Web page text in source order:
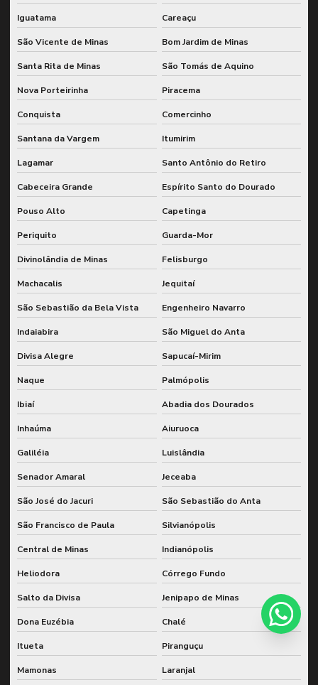
Iguatama Careaçu
São Vicente de Minas Bom Jardim de Minas
Santa Rita de Minas São Tomás de Aquino
Nova Porteirinha Piracema
Conquista Comercinho
Santana da Vargem Itumirim
Lagamar Santo Antônio do Retiro
Cabeceira Grande Espírito Santo do Dourado
Pouso Alto Capetinga
Periquito Guarda-Mor
Divinolândia de Minas Felisburgo
Machacalis Jequitaí
São Sebastião da Bela Vista Engenheiro Navarro
Indaiabira São Miguel do Anta
Divisa Alegre Sapucaí-Mirim
Naque Palmópolis
Ibiaí Abadia dos Dourados
Inhaúma Aiuruoca
Galiléia Luislândia
Senador Amaral Jeceaba
São José do Jacuri São Sebastião do Anta
São Francisco de Paula Silvianópolis
Central de Minas Indianópolis
Heliodora Córrego Fundo
Salto da Divisa Jenipapo de Minas
Dona Euzébia Chalé
Itueta Piranguçu
Mamonas Laranjal